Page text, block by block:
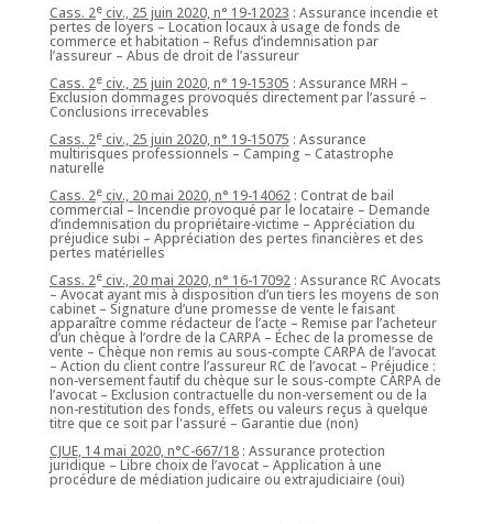
Cass. 2eciv., 25 juin 2020, n° 19-12023 : Assurance incendie et
pertes de loyers – Location locaux à usage de fonds de
commerce et habitation – Refus d’indemnisation par
l’assureur – Abus de droit de l’assureur
Cass. 2eciv., 25 juin 2020, n° 19-15305 : Assurance MRH –
Exclusion dommages provoqués directement par l’assuré –
Conclusions irrecevables
Cass. 2eciv., 25 juin 2020, n° 19-15075 : Assurance
multirisques professionnels – Camping – Catastrophe
naturelle
Cass. 2eciv., 20 mai 2020, n° 19-14062: Contrat de bail
commercial – Incendie provoqué par le locataire – Demande
d’indemnisation du propriétaire-victime – Appréciation du
préjudice subi – Appréciation des pertes financières et des
pertes matérielles
Cass. 2eciv., 20 mai 2020, n° 16-17092: Assurance RC Avocats
– Avocat ayant mis à disposition d’un tiers les moyens de son
cabinet – Signature d’une promesse de vente le faisant
apparaître comme rédacteur de l’acte – Remise par l’acheteur
d’un chèque à l’ordre de la CARPA – Échec de la promesse de
vente – Chèque non remis au sous-compte CARPA de l’avocat
– Action du client contre l’assureur RC de l’avocat – Préjudice :
non-versement fautif du chèque sur le sous-compte CARPA de
l’avocat – Exclusion contractuelle du non-versement ou de la
non-restitution des fonds, effets ou valeurs reçus à quelque
titre que ce soit par l'assuré – Garantie due (non)
CJUE, 14 mai 2020, n°C-667/18: Assurance protection
juridique – Libre choix de l’avocat – Application à une
procédure de médiation judicaire ou extrajudiciaire (oui)